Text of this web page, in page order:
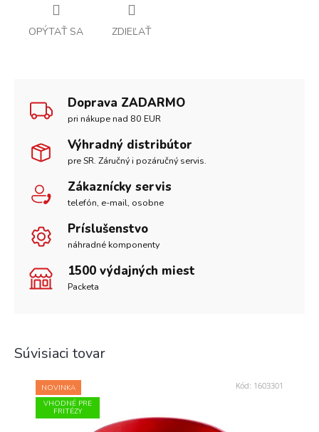
OPÝTAŤ SA ZDIEĽAŤ
Doprava ZADARMO
pri nákupe nad 80 EUR
Výhradný distribútor
pre SR. Záručný i pozáručný servis.
Zákaznícky servis
telefón, e-mail, osobne
Príslušenstvo
náhradné komponenty
1500 výdajných miest
Packeta
Súvisiaci tovar
NOVINKA
VHODNÉ PRE
FRITÉZY
Kód: 1603301